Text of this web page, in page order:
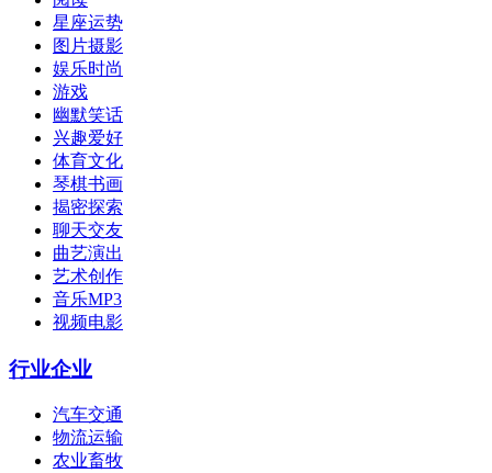
星座运势
图片摄影
娱乐时尚
游戏
幽默笑话
兴趣爱好
体育文化
琴棋书画
揭密探索
聊天交友
曲艺演出
艺术创作
音乐MP3
视频电影
行业企业
汽车交通
物流运输
农业畜牧